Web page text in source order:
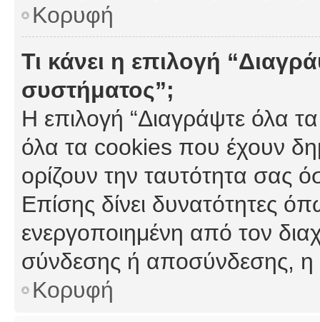
Κορυφή
Τι κάνει η επιλογή
συστήματος”;
Η επιλογή “Διαγράψτε όλα
όλα τα cookies που έχουν
ορίζουν την ταυτότητα σας
Επίσης δίνει δυνατότητες
ενεργοποιημένη από τον
σύνδεσης ή αποσύνδεσης, η
Κορυφή